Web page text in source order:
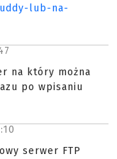
lub-na-
na który można
po wpisaniu
serwer FTP